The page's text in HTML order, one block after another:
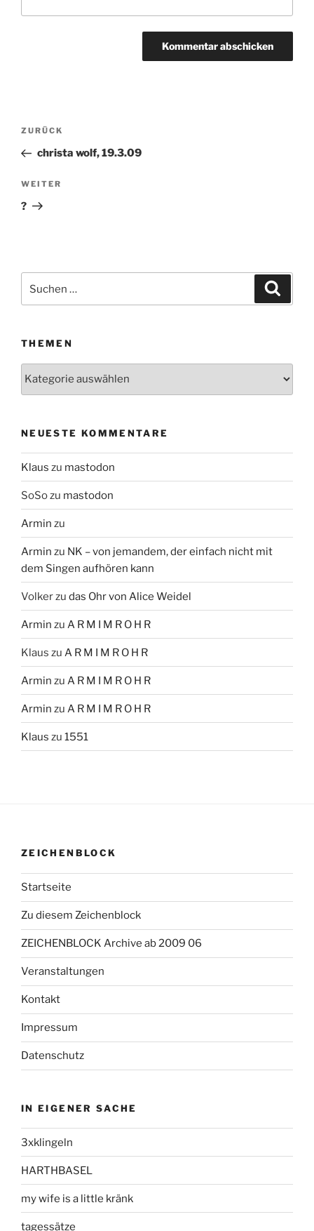
Beitragsnavigation
Vorheriger
Beitrag
ZURÜCK
christa wolf, 19.3.09
Nächster
Beitrag
WEITER
?
nach:
THEMEN
Themen
NEUESTE KOMMENTARE
Klaus zu mastodon
SoSozu mastodon
Armin zu
Armin zu NK – von jemandem, der einfach nicht mit
dem Singen aufhören kann
Volkerzu das Ohr von Alice Weidel
Armin zu A R M I M R O H R
Klaus zu A R M I M R O H R
Armin zu A R M I M R O H R
Armin zu A R M I M R O H R
Klaus zu 1551
ZEICHENBLOCK
Startseite
Zu diesem Zeichenblock
ZEICHENBLOCK Archive ab 2009 06
Veranstaltungen
Kontakt
Impressum
Datenschutz
IN EIGENER SACHE
3xklingeln
HARTHBASEL
my wife is a little kränk
tagessätze